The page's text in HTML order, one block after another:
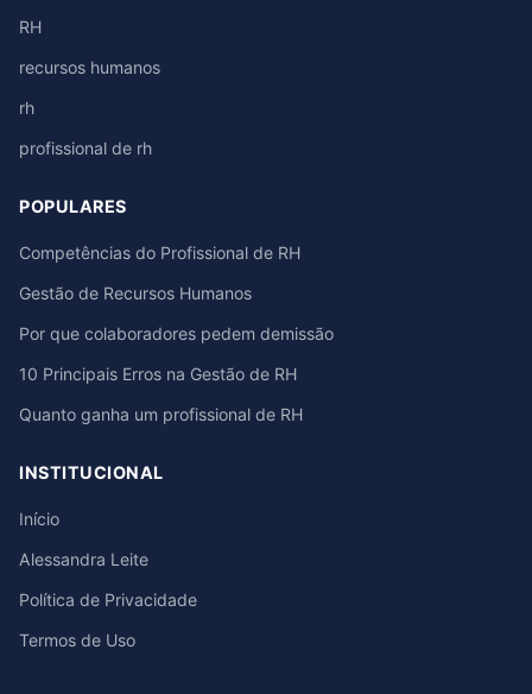
RH
recursos humanos
rh
profissional de rh
POPULARES
Competências do Profissional de RH
Gestão de Recursos Humanos
Por que colaboradores pedem demissão
10 Principais Erros na Gestão de RH
Quanto ganha um profissional de RH
INSTITUCIONAL
Início
Alessandra Leite
Política de Privacidade
Termos de Uso